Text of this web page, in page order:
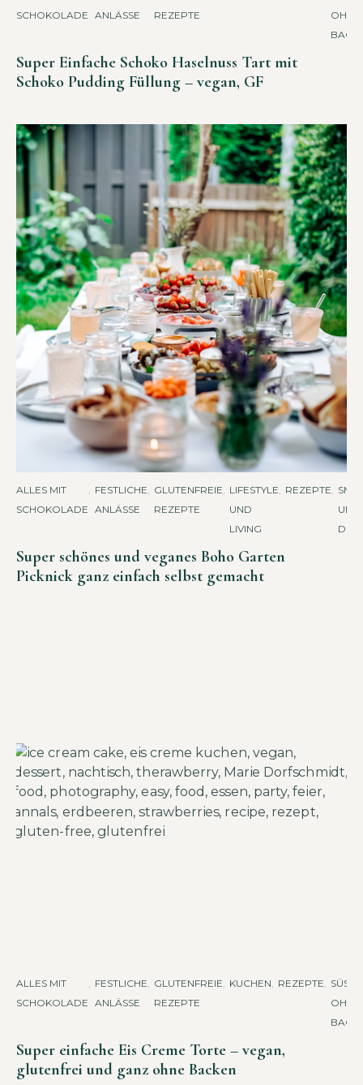
SCHOKOLADE ANLÄSSE
REZEPTE
HNE B
Super Einfache Schoko Haselnuss Tart mit
Schoko Pudding Füllung – vegan, GF
ALLES MIT
SCHOKOLADE
FESTLICHE
ANLÄSSE
GLUTENFREIE
REZEPTE
LIFESTYLE
UND
LIVING
REZEPTE
UND
Super schönes und veganes Boho Garten
Picknick ganz einfach selbst gemacht
ALLES MIT
SCHOKOLADE
, FESTLICHE
ANLÄSSE
, GLUTENFREIE
REZEPTE
, KUCHEN, REZEPTE, SÜSSES
HNE B
Super einfache Eis Creme Torte – vegan,
glutenfrei und ganz ohne Backen